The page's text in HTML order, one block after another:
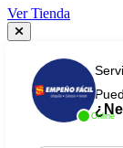
Ver Tienda
Online